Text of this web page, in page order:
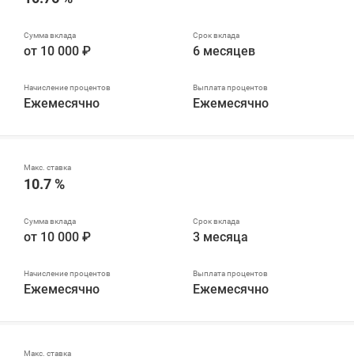
от 10 000 ₽ 6 месяцев
Ежемесячно Ежемесячно
10.7 %
от 10 000 ₽ 3 месяца
Ежемесячно Ежемесячно